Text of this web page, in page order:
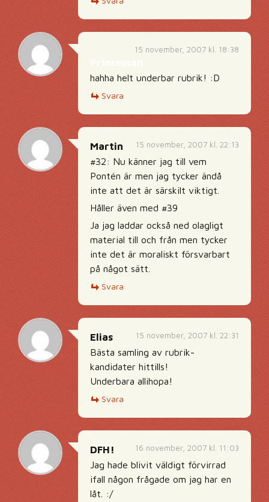
15 november, 2007 kl. 18:38
hahha helt underbar rubrik! :D
Svara
15 november, 2007 kl. 22:13
Martin
#32: Nu känner jag till vem
Pontén är men jag tycker ändå
inte att det är särskilt viktigt.
Håller även med #39
Ja jag laddar också ned olagligt
material till och från men tycker
inte det är moraliskt försvarbart
på något sätt.
Svara
15 november, 2007 kl. 22:31
Elias
Bästa samling av rubrik-
kandidater hittills!
Underbara allihopa!
Svara
16 november, 2007 kl. 11:03
DFH!
Jag hade blivit väldigt förvirrad
ifall någon frågade om jag har en
låt. :/